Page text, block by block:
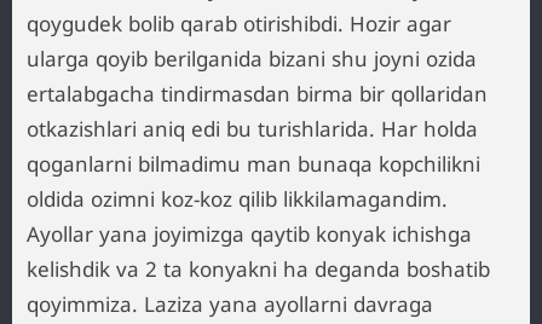
qoygudek bolib qarab otirishibdi. Hozir agar
ularga qoyib berilganida bizani shu joyni ozida
ertalabgacha tindirmasdan birma bir qollaridan
otkazishlari aniq edi bu turishlarida. Har holda
qoganlarni bilmadimu man bunaqa kopchilikni
oldida ozimni koz-koz qilib likkilamagandim.
Ayollar yana joyimizga qaytib konyak ichishga
kelishdik va 2 ta konyakni ha deganda boshatib
qoyimmiza. Laziza yana ayollarni davraga